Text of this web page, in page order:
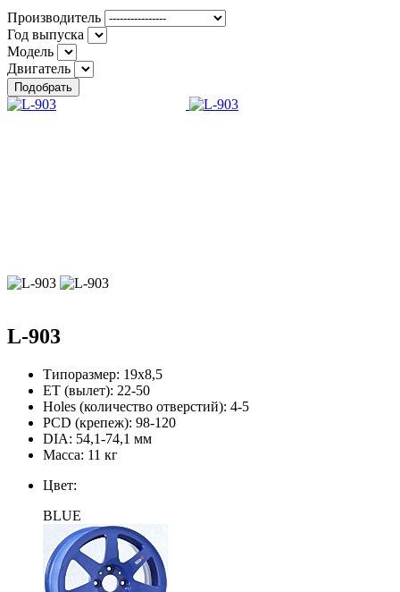
Производитель
Год выпуска
Модель
Двигатель
Подобрать
L-903
Типоразмер: 19х8,5
ЕТ (вылет): 22-50
Holes (количество отверстий): 4-5
PCD (крепеж): 98-120
DIA: 54,1-74,1 мм
Масса: 11 кг
Цвет:
BLUE